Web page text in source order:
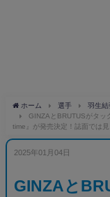
ホーム 選手
羽生結
GINZAとBRUTUSがタッ
time』が発売決定！誌面では
2025年01月04日
GINZAと